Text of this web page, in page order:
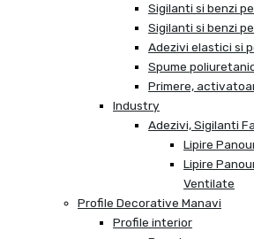
Sigilanti si benzi
Sigilanti si benzi
Adezivi elastici si
Spume
Primere,
Industry
Adezivi, Sigilanti
Lipire
Lipire
Ventilate
Profile Decorative Manavi
Profile interior